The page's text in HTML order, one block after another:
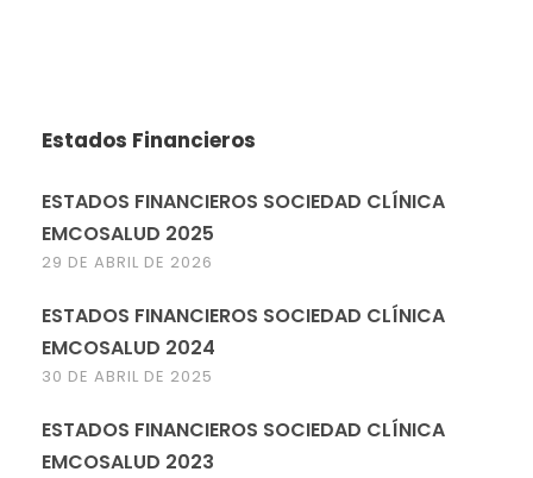
Estados Financieros
ESTADOS FINANCIEROS SOCIEDAD CLÍNICA
EMCOSALUD 2025
29 DE ABRIL DE 2026
ESTADOS FINANCIEROS SOCIEDAD CLÍNICA
EMCOSALUD 2024
30 DE ABRIL DE 2025
ESTADOS FINANCIEROS SOCIEDAD CLÍNICA
EMCOSALUD 2023